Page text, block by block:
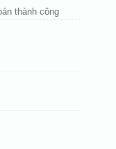
thành công